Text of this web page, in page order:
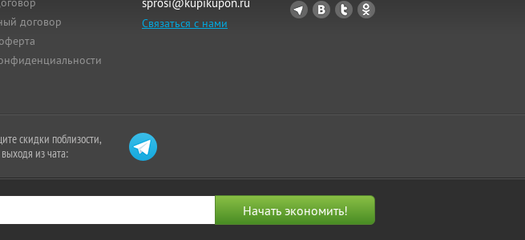
договор
Связаться с нами
скидки поблизости,
из чата: